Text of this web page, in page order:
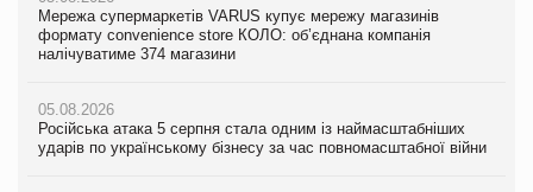
Мережа супермаркетів VARUS купує мережу магазинів
формату convenience store КОЛО: об’єднана компанія
налічуватиме 374 магазини
05.08.2026
Російська атака 5 серпня стала одним із наймасштабніших
ударів по українському бізнесу за час повномасштабної війни
Мережа супермаркетів VARUS купує мережу магазинів
формату convenience store КОЛО: об’єднана компанія
налічуватиме 374 магазини
05.08.2026
Російська атака 5 серпня стала одним із наймасштабніших
ударів по українському бізнесу за час повномасштабної війни
Adidas витратила понад $1 млрд на маркетинг за квартал
продуктів